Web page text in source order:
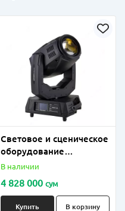
Световое и сценическое
оборудование
вращающаяся голова
В наличии
4 828 000 сум
Купить В корзину